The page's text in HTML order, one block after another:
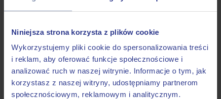
Niniejsza strona korzysta z plików cookie
Wykorzystujemy pliki cookie do spersonalizowania treści
i reklam, aby oferować funkcje społecznościowe i
analizować ruch w naszej witrynie. Informacje o tym, jak
korzystasz z naszej witryny, udostępniamy partnerom
społecznościowym, reklamowym i analitycznym.
Jak psy widzą kolory i obiekty
z bliska i daleka?